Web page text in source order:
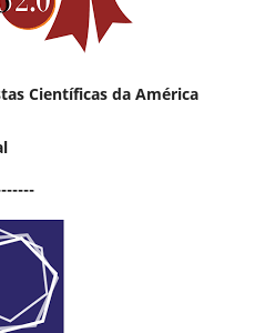
Científicas da América